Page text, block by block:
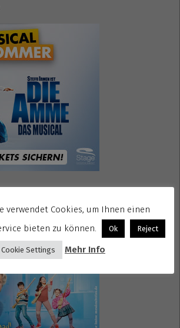
verwendet Cookies, um Ihnen einen
bieten zu können.
Ok Reject
Cookie Settings Mehr Info